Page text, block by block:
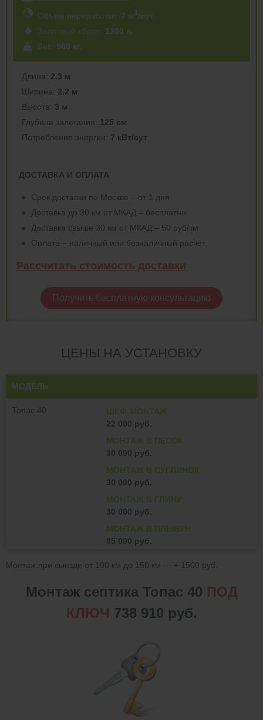
Объем переработки: 7 м3/сут.
Залповый сброс: 1300 л.
Вес: 960 кг.
Длина: 2.3 м
Ширина: 2.2 м
Высота: 3 м
Глубина залегания: 125 см
Потреблeние энергии: 7 кВт/сут
ДОСТАВКА И ОПЛАТА
Срок доставки по Москве – от 1 дня
Доставка до 30 км от МКАД – бесплатно
Доставка свыше 30 км от МКАД – 50 руб/км
Оплата – наличный или безналичный расчет
Рассчитать стоимость доставки
Получить бесплатную консультацию
ЦЕНЫ НА УСТАНОВКУ
МОДЕЛЬ
Топас 40
ШЕФ-МОНТАЖ
22 000 руб.
МОНТАЖ В ПЕСОК
30 000 руб.
МОНТАЖ В СУГЛИНОК
30 000 руб.
МОНТАЖ В ГЛИНУ
30 000 руб.
МОНТАЖ В ПЛЫВУН
85 000 руб.
Монтаж при выезде от 100 км до 150 км — + 1500 руб.
Монтаж септика Топас 40 ПОД
КЛЮЧ 738 910 руб.